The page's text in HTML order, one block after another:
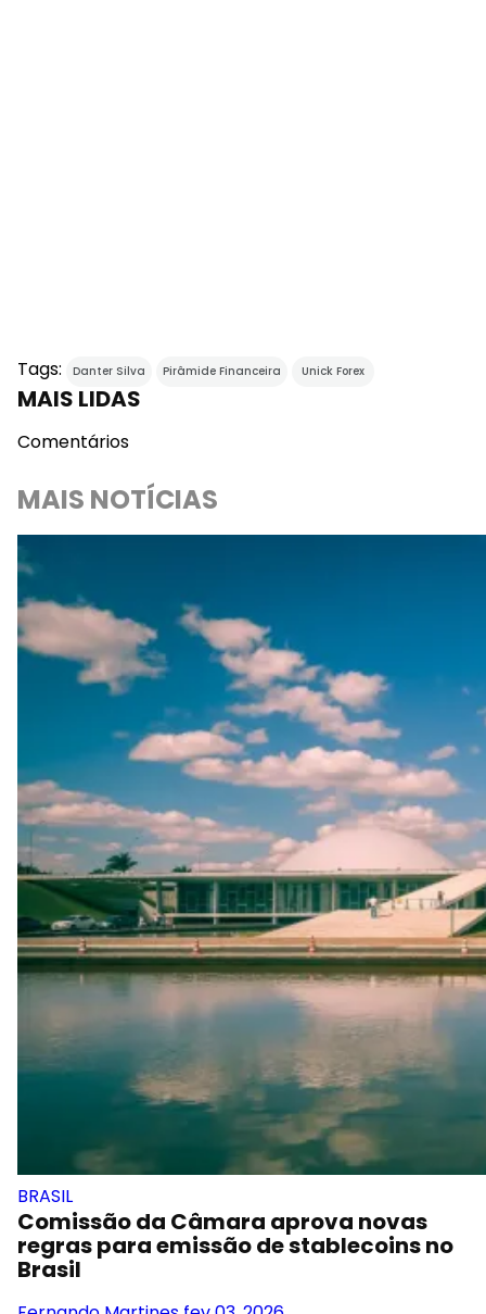
Tags: Danter Silva Pirâmide Financeira Unick Forex
MAIS LIDAS
Comentários
MAIS NOTÍCIAS
BRASIL
Comissão da Câmara aprova novas
regras para emissão de stablecoins no
Brasil